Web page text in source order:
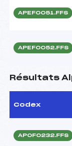
APEF0051.FFS
APEF0052.FFS
Résultats
Codex
APOF0232.FFS